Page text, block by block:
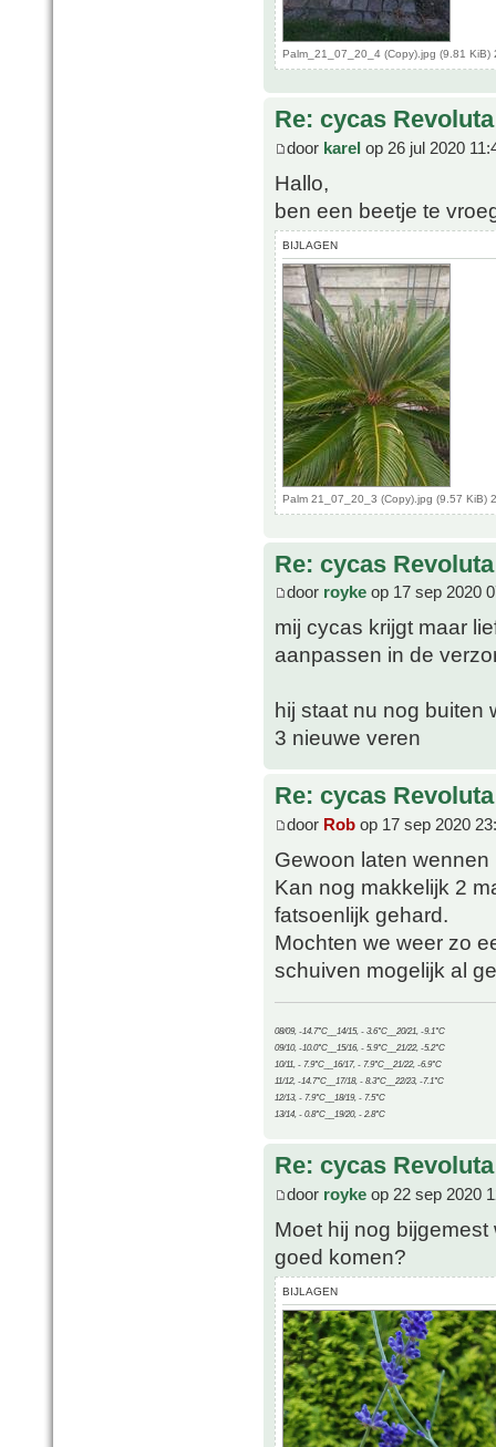
Palm_21_07_20_4 (Copy).jpg (9.81 KiB)
Re: cycas Revoluta
door karel op 26 jul 2020
Hallo,
ben een beetje te
BIJLAGEN
Palm 21_07_20_3 (Copy).jpg (9.57 KiB)
Re: cycas Revoluta
door royke op 17 sep 2020
mij cycas krijgt maar
aanpassen in de
hij staat nu nog
3 nieuwe veren
Re: cycas Revoluta
door Rob op 17 sep 2020
Gewoon laten wennen
Kan nog makkelijk 2
fatsoenlijk gehard.
Mochten we weer zo
schuiven mogelijk al
08/09, -14.7°C__14/15, - 3.6°C__20/21, -9.1°C
09/10, -10.0°C__15/16, - 5.9°C__21/22, -5.2°C
10/11, - 7.9°C__16/17, - 7.9°C__21/22, -6.9°C
11/12, -14.7°C__17/18, - 8.3°C__22/23, -7.1°C
12/13, - 7.9°C__18/19, - 7.5°C
13/14, - 0.8°C__19/20, - 2.8°C
Re: cycas Revoluta
door royke op 22 sep 2020
Moet hij nog
goed komen?
BIJLAGEN